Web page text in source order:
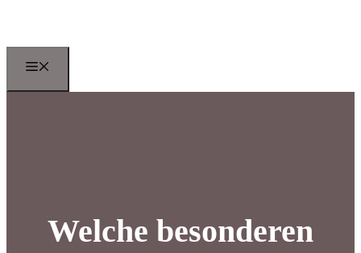
springen
Welche besonderen